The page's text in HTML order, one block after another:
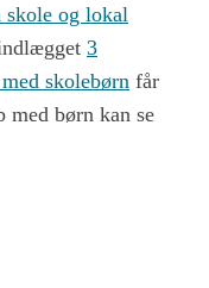
skole og lokal
3
skolebørn får
med børn kan se